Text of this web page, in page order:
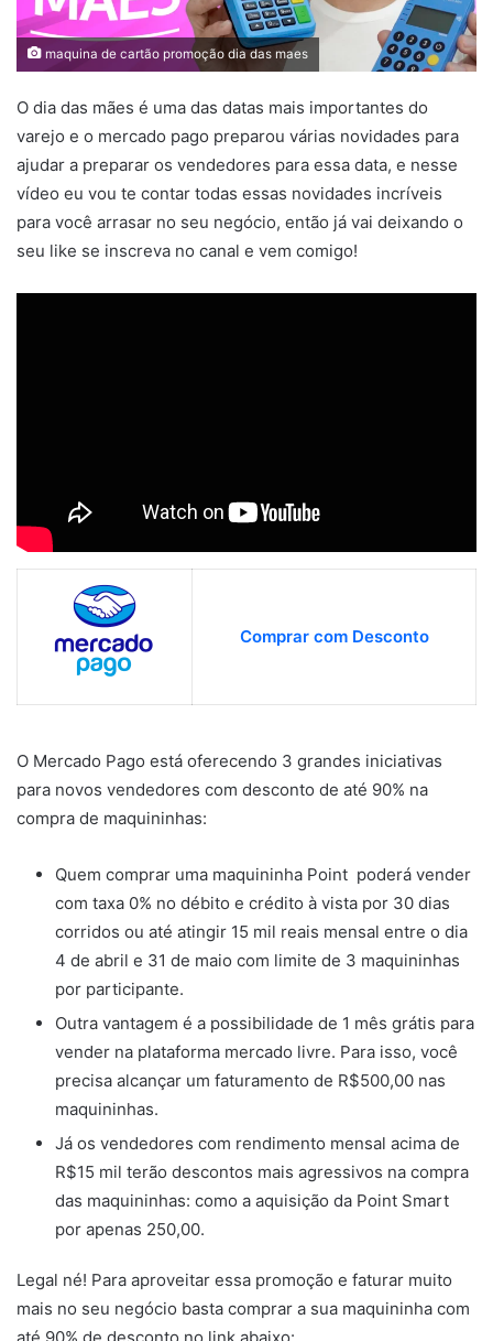
maquina de cartão promoção dia das maes
O dia das mães é uma das datas mais importantes do
varejo e o mercado pago preparou várias novidades para
ajudar a preparar os vendedores para essa data, e nesse
vídeo eu vou te contar todas essas novidades incríveis
para você arrasar no seu negócio, então já vai deixando o
seu like se inscreva no canal e vem comigo!
Comprar com Desconto
O Mercado Pago está oferecendo 3 grandes iniciativas
para novos vendedores com desconto de até 90% na
compra de maquininhas:
Quem comprar uma maquininha Point poderá vender
com taxa 0% no débito e crédito à vista por 30 dias
corridos ou até atingir 15 mil reais mensal entre o dia
4 de abril e 31 de maio com limite de 3 maquininhas
por participante.
Outra vantagem é a possibilidade de 1 mês grátis para
vender na plataforma mercado livre. Para isso, você
precisa alcançar um faturamento de R$500,00 nas
maquininhas.
Já os vendedores com rendimento mensal acima de
R$15 mil terão descontos mais agressivos na compra
das maquininhas: como a aquisição da Point Smart
por apenas 250,00.
Legal né! Para aproveitar essa promoção e faturar muito
mais no seu negócio basta comprar a sua maquininha com
até 90% de desconto no link abaixo: